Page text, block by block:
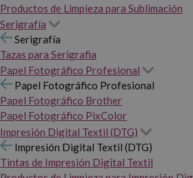
Productos de Limpieza para Sublimación
Serigrafía
Serigrafía
Tazas para Serigrafia
Papel Fotográfico Profesional
Papel Fotográfico Profesional
Papel Fotográfico Brother
Papel Fotográfico PixColor
Impresión Digital Textil (DTG)
Impresión Digital Textil (DTG)
Tintas de Impresión Digital Textil